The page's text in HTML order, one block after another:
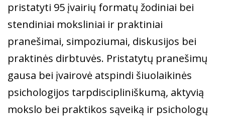
pristatyti 95 įvairių formatų žodiniai bei
stendiniai moksliniai ir praktiniai
pranešimai, simpoziumai, diskusijos bei
praktinės dirbtuvės. Pristatytų pranešimų
gausa bei įvairovė atspindi šiuolaikinės
psichologijos tarpdiscipliniškumą, aktyvią
mokslo bei praktikos sąveiką ir psichologų